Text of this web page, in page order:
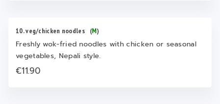
10. veg/chicken noodles (M)
Freshly wok-fried noodles with chicken or seasonal
vegetables, Nepali style.
€11.90